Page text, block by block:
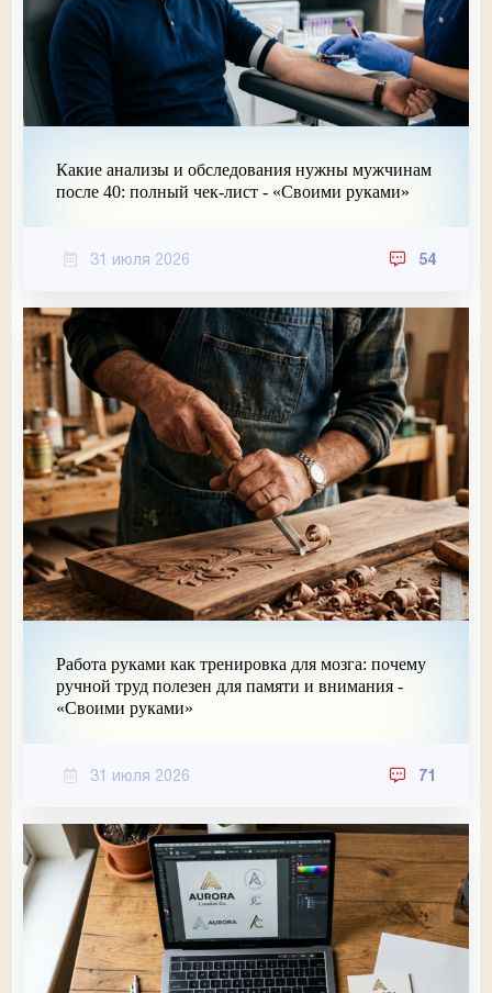
Какие анализы и обследования нужны мужчинам
после 40: полный чек-лист - «Своими руками»
31 июля 2026 54
Работа руками как тренировка для мозга: почему
ручной труд полезен для памяти и внимания -
«Своими руками»
31 июля 2026 71